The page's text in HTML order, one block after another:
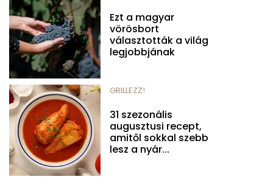
Ezt a magyar
vörösbort
választották a világ
legjobbjának
GRILLEZZ!
31 szezonális
augusztusi recept,
amitől sokkal szebb
lesz a nyár...